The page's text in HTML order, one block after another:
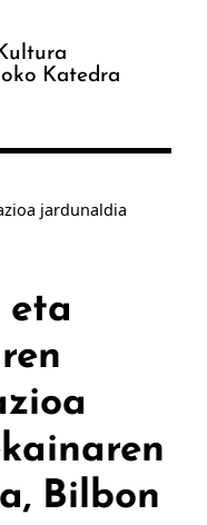
Katedra
jardunaldia
eta
Bilbon